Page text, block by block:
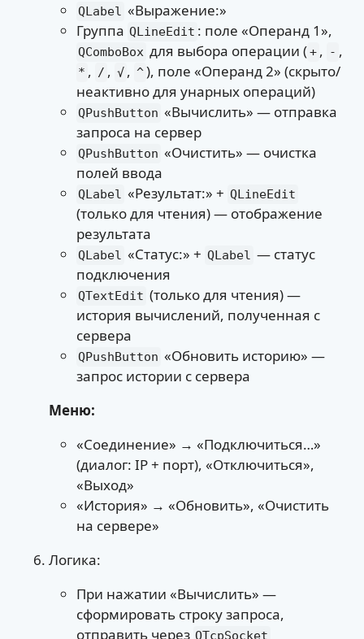
QLabel «Выражение:»
Группа QLineEdit : поле «Операнд 1»,
QComboBox для выбора операции (+ , - ,
* , / , √ , ^), поле «Операнд 2» (скрыто/
неактивно для унарных операций)
QPushButton «Вычислить» — отправка
запроса на сервер
QPushButton «Очистить» — очистка
полей ввода
QLabel «Результат:» + QLineEdit
(только для чтения) — отображение
результата
QLabel «Статус:» + QLabel — статус
подключения
QTextEdit (только для чтения) —
история вычислений, полученная с
сервера
QPushButton «Обновить историю» —
запрос истории с сервера
Меню:
«Соединение» → «Подключиться…»
(диалог: IP + порт), «Отключиться»,
«Выход»
«История» → «Обновить», «Очистить
на сервере»
Логика:
При нажатии «Вычислить» —
сформировать строку запроса,
отправить через QTcpSocket